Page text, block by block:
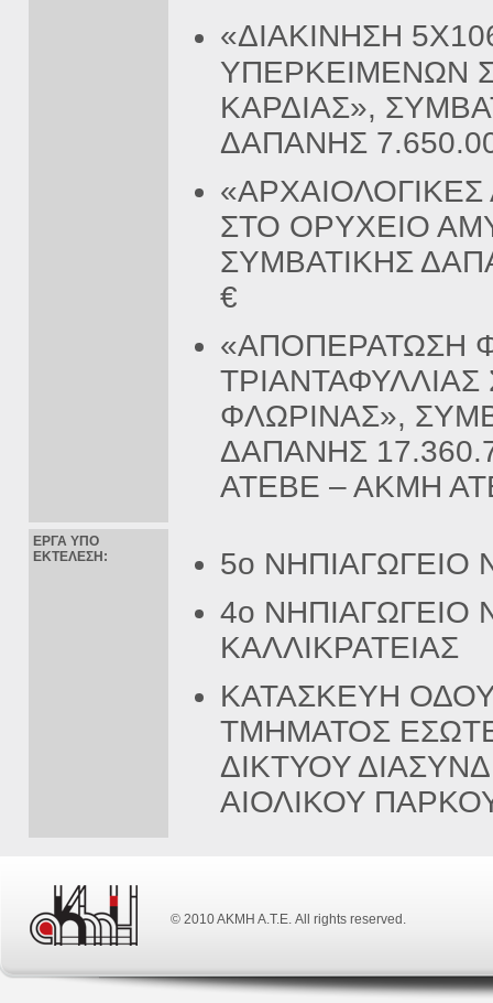
«ΔΙΑΚΙΝΗΣΗ
ΥΠΕΡΚΕΙΜΕΝΩΝ
ΚΑΡΔΙΑΣ»,
ΔΑΠΑΝΗΣ
ΣΤΟ ΟΡΥΧΕΙΟ
ΣΥΜΒΑΤΙΚΗΣ
€
«ΑΠΟΠΕΡΑΤΩΣΗ
ΦΛΩΡΙΝΑΣ»,
ΔΑΠΑΝΗΣ
ΑΤΕΒΕ – ΑΚΜΗ
ΕΡΓΑ ΥΠΟ
ΕΚΤΕΛΕΣΗ:
5ο ΝΗΠΙΑΓΩΓΕΙΟ
4ο ΝΗΠΙΑΓΩΓΕΙΟ
ΚΑΛΛΙΚΡΑΤΕΙΑΣ
ΚΑΤΑΣΚΕΥΗ ΟΔΟΥ
ΤΜΗΜΑΤΟΣ
ΔΙΚΤΥΟΥ
ΑΙΟΛΙΚΟΥ
© 2010 ΑΚΜΗ Α.Τ.Ε. All rights reserved.